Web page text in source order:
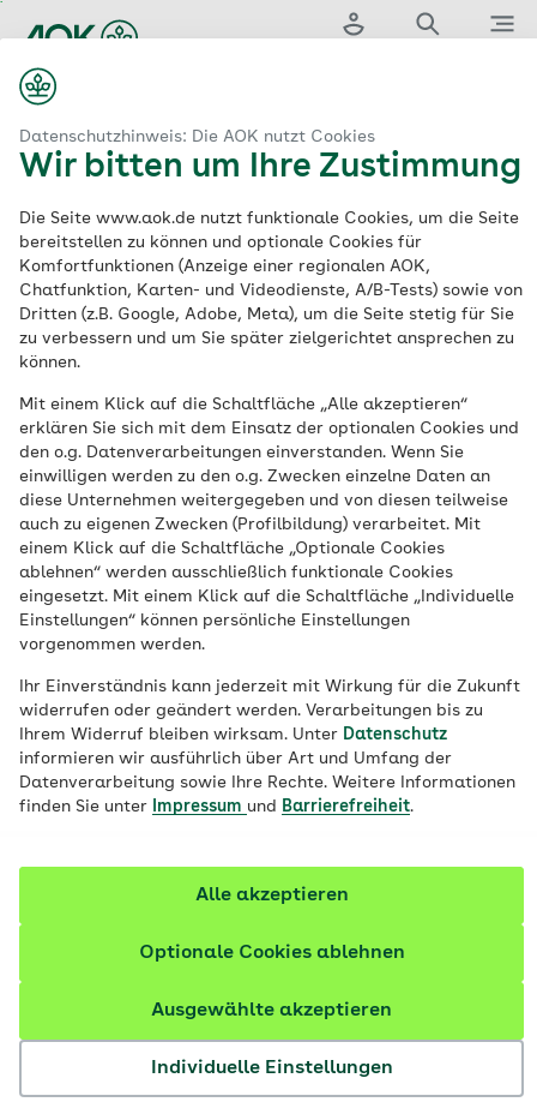
Datenschutzhinweis: Die AOK nutzt Cookies
Wir bitten um Ihre Zustimmung
Die Seite www.aok.de nutzt funktionale Cookies, um die Seite
bereitstellen zu können und optionale Cookies für
Komfortfunktionen (Anzeige einer regionalen AOK,
Chatfunktion, Karten- und Videodienste, A/B-Tests) sowie von
Dritten (z.B. Google, Adobe, Meta), um die Seite stetig für Sie
zu verbessern und um Sie später zielgerichtet ansprechen zu
können.
Mit einem Klick auf die Schaltfläche „Alle akzeptieren“
erklären Sie sich mit dem Einsatz der optionalen Cookies und
den o.g. Datenverarbeitungen einverstanden. Wenn Sie
einwilligen werden zu den o.g. Zwecken einzelne Daten an
diese Unternehmen weitergegeben und von diesen teilweise
auch zu eigenen Zwecken (Profilbildung) verarbeitet. Mit
einem Klick auf die Schaltfläche „Optionale Cookies
ablehnen“ werden ausschließlich funktionale Cookies
eingesetzt. Mit einem Klick auf die Schaltfläche „Individuelle
Einstellungen“ können persönliche Einstellungen
vorgenommen werden.
Ihr Einverständnis kann jederzeit mit Wirkung für die Zukunft
widerrufen oder geändert werden. Verarbeitungen bis zu
Ihrem Widerruf bleiben wirksam. Unter Datenschutz
informieren wir ausführlich über Art und Umfang der
Datenverarbeitung sowie Ihre Rechte. Weitere Informationen
finden Sie unter
Impressum und Barrierefreiheit.
Individuelle Einstellungen
Ausgewählte akzeptieren
Optionale Cookies ablehnen
Alle akzeptieren
Hauptinhalt
springen
Ihr Vorsorge-Plusfür
die Gesundheit
Eine Leistung bei mehreren AOKs
Wichtige Untersuchungen zur
Früherkennung von Krankheiten werden
von den gesetzlichen Krankenkassen
übernommen. Eine Vorsorge-
Zusatzversicherung bezuschusst
Untersuchungen und Leistungen, die über
Für das Extra an Vorsorge arbeitet die
AOK mit Kooperationspartnern
zusammen.